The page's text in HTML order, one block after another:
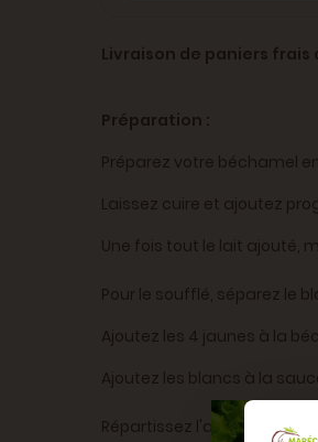
Livraison de paniers
Préparation :
Préparez votre béchamel
Laissez cuire et ajoutez
Une fois tout le lait ajouté,
Pour le soufflé, séparez le
Ajoutez les 4 jaunes à la
Ajoutez les blancs à la
Répartissez l'appareil dans